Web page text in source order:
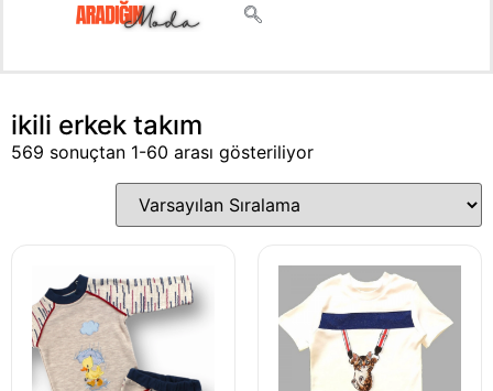
ikili erkek takım
569 sonuçtan 1-60 arası gösteriliyor